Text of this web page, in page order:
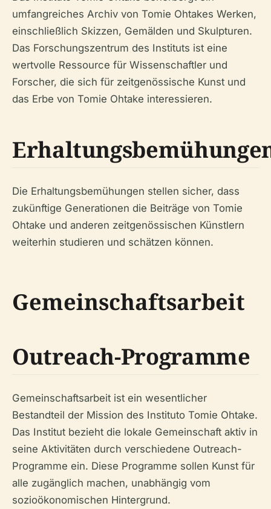
umfangreiches Archiv von Tomie Ohtakes Werken,
einschließlich Skizzen, Gemälden und Skulpturen.
Das Forschungszentrum des Instituts ist eine
wertvolle Ressource für Wissenschaftler und
Forscher, die sich für zeitgenössische Kunst und
das Erbe von Tomie Ohtake interessieren.
Die Erhaltungsbemühungen stellen sicher, dass
zukünftige Generationen die Beiträge von Tomie
Ohtake und anderen zeitgenössischen Künstlern
weiterhin studieren und schätzen können.
Gemeinschaftsarbeit
Outreach-Programme
Gemeinschaftsarbeit ist ein wesentlicher
Bestandteil der Mission des Instituto Tomie Ohtake.
Das Institut bezieht die lokale Gemeinschaft aktiv in
seine Aktivitäten durch verschiedene Outreach-
Programme ein. Diese Programme sollen Kunst für
alle zugänglich machen, unabhängig vom
sozioökonomischen Hintergrund.